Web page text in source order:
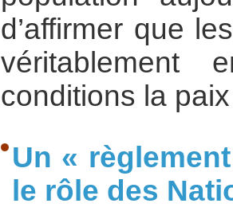
d’affirmer que
véritablement
conditions la
Un «
le rôle des